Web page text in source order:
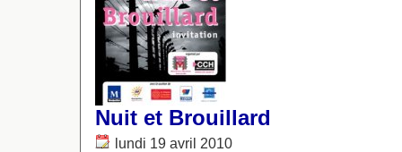
Nuit et Brouillard
lundi 19 avril 2010